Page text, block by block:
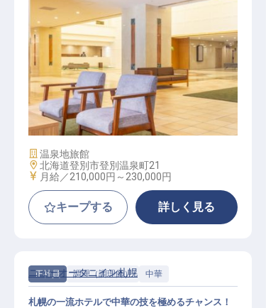
予約スタッフ【登別万世閣】
施設業態
温泉地旅館
勤務地
北海道登別市登別温泉町21
給与
月給／210,000円～ 230,000円
キープする 詳しく見る
正社員 調理（調理師） 中華
ニューオータニイン札幌
札幌の一流ホテルで中華の技を極めるチャンス！